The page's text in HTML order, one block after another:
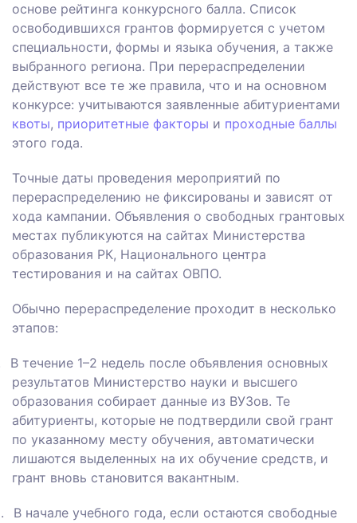
основе рейтинга конкурсного балла. Список
освободившихся грантов формируется с учетом
специальности, формы и языка обучения, а также
выбранного региона. При перераспределении
действуют все те же правила, что и на основном
конкурсе: учитываются заявленные абитуриентами
квоты, приоритетные факторы и проходные баллы
этого года.
Точные даты проведения мероприятий по
перераспределению не фиксированы и зависят от
хода кампании. Объявления о свободных грантовых
местах публикуются на сайтах Министерства
образования РК, Национального центра
тестирования и на сайтах ОВПО.
Обычно перераспределение проходит в несколько
этапов:
В течение 1–2 недель после объявления основных
результатов Министерство науки и высшего
образования собирает данные из ВУЗов. Те
абитуриенты, которые не подтвердили свой грант
по указанному месту обучения, автоматически
лишаются выделенных на их обучение средств, и
грант вновь становится вакантным.
В начале учебного года, если остаются свободные